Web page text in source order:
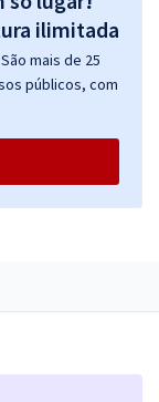
mais de 25
públicos, com